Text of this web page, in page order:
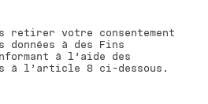
retirer votre consentement
données à des Fins
à l’aide des
à l’article 8 ci-dessous.